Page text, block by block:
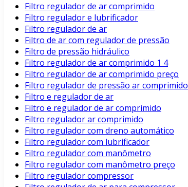
Filtro regulador de ar comprimido
Filtro regulador e lubrificador
Filtro regulador de ar
Filtro de ar com regulador de pressão
Filtro de pressão hidráulico
Filtro regulador de ar comprimido 1 4
Filtro regulador de ar comprimido preço
Filtro regulador de pressão ar comprimido
Filtro e regulador de ar
Filtro e regulador de ar comprimido
Filtro regulador ar comprimido
Filtro regulador com dreno automático
Filtro regulador com lubrificador
Filtro regulador com manômetro
Filtro regulador com manômetro preço
Filtro regulador compressor